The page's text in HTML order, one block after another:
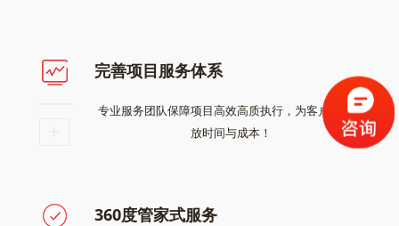
完善项目服务体系
专业服务团队保障项目高效高质执行，为客户节约投
放时间与成本！
360度管家式服务